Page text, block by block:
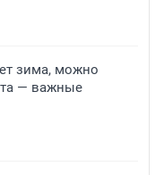
зима, можно
— важные